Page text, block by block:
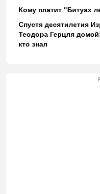
Кому платит "Битуах
Спустя десятилетия
Теодора Герцля
кто знал